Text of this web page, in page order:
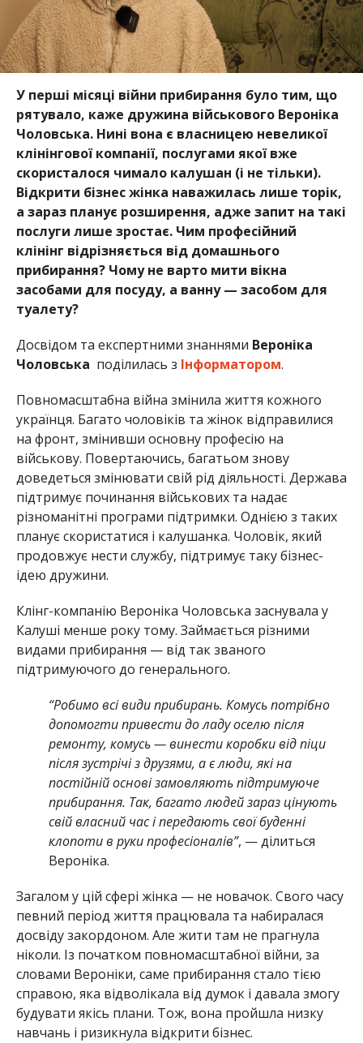
У перші місяці війни прибирання було тим, що
рятувало, каже дружина військового Вероніка
Чоловська. Нині вона є власницею невеликої
клінінгової компанії, послугами якої вже
скористалося чимало калушан (і не тільки).
Відкрити бізнес жінка наважилась лише торік,
а зараз планує розширення, адже запит на такі
послуги лише зростає. Чим професійний
клінінг відрізняється від домашнього
прибирання? Чому не варто мити вікна
засобами для посуду, а ванну — засобом для
туалету?
Досвідом та експертними знаннями Вероніка
Чоловська поділилась з Інформатором.
Повномасштабна війна змінила життя кожного
українця. Багато чоловіків та жінок відправилися
на фронт, змінивши основну професію на
військову. Повертаючись, багатьом знову
доведеться змінювати свій рід діяльності. Держава
підтримує починання військових та надає
різноманітні програми підтримки. Однією з таких
планує скористатися і калушанка. Чоловік, який
продовжує нести службу, підтримує таку бізнес-
ідею дружини.
Клінг-компанію Вероніка Чоловська заснувала у
Калуші менше року тому. Займається різними
видами прибирання — від так званого
підтримуючого до генерального.
“Робимо всі види прибирань. Комусь потрібно
допомогти привести до ладу оселю після
ремонту, комусь — винести коробки від піци
після зустрічі з друзями, а є люди, які на
постійній основі замовляють підтримуюче
прибирання. Так, багато людей зараз цінують
свій власний час і передають свої буденні
клопоти в руки професіоналів”, — ділиться
Вероніка.
Загалом у цій сфері жінка — не новачок. Свого часу
певний період життя працювала та набиралася
досвіду закордоном. Але жити там не прагнула
ніколи. Із початком повномасштабної війни, за
словами Вероніки, саме прибирання стало тією
справою, яка відволікала від думок і давала змогу
будувати якісь плани. Тож, вона пройшла низку
навчань і ризикнула відкрити бізнес.